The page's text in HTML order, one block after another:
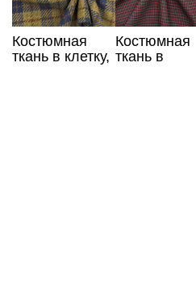
Костюмная
ткань в клетку,
Костюмная
ткань в